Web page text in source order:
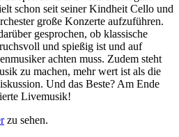
schon seit seiner Kindheit Cello und
große Konzerte aufzuführen.
gesprochen, ob klassische
und spießig ist und auf
achten muss. Zudem steht
zu machen, mehr wert ist als die
Und das Beste? Am Ende
Livemusik!
zu sehen.